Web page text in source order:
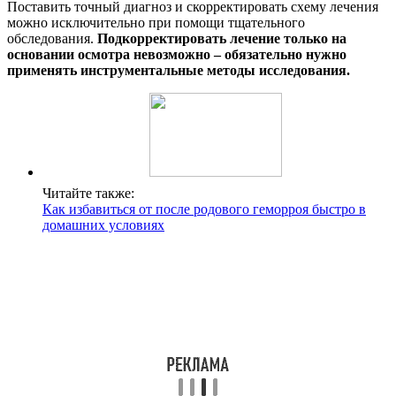
Поставить точный диагноз и скорректировать схему лечения
можно исключительно при помощи тщательного
обследования. Подкорректировать лечение только на
основании осмотра невозможно – обязательно нужно
применять инструментальные методы исследования.
Читайте также:
Как избавиться от после родового геморроя быстро в
домашних условиях